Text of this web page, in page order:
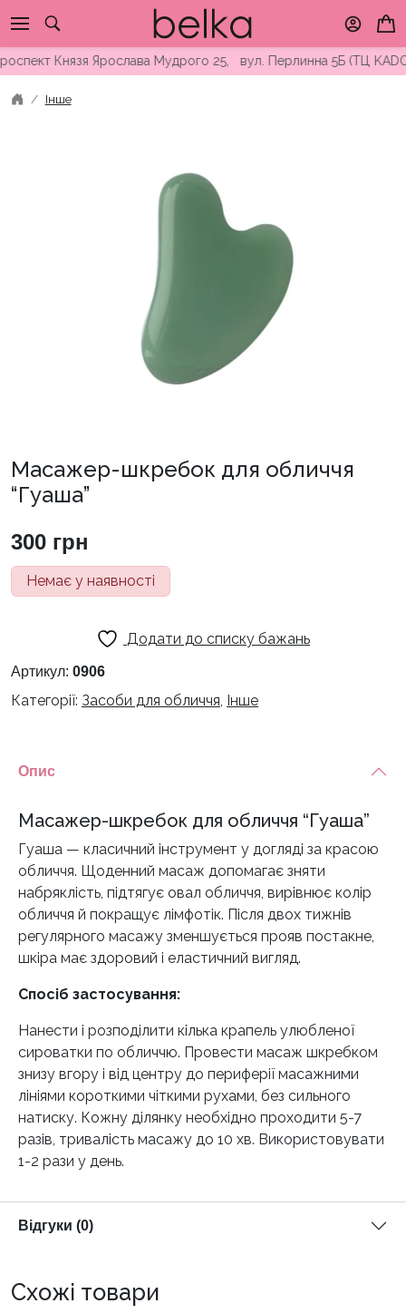
to
contentКнязя Ярослава Мудрого 25, вул. Перлинна 5Б (ТЦ
Інше
Масажер-шкребок для обличчя
“Гуаша”
300 грн
Немає у наявності
Додати до списку бажань
Артикул: 0906
Категорії: Засоби для обличчя, Інше
Опис
Масажер-шкребок для обличчя “Гуаша”
Гуаша — класичний інструмент у догляді за красою
обличчя. Щоденний масаж допомагає зняти
набряклість, підтягує овал обличчя, вирівнює колір
обличчя й покращує лімфотік. Після двох тижнів
регулярного масажу зменшується прояв постакне,
шкіра має здоровий і еластичний вигляд.
Спосіб застосування:
Нанести і розподілити кілька крапель улюбленої
сироватки по обличчю. Провести масаж шкребком
знизу вгору і від центру до периферії масажними
лініями короткими чіткими рухами, без сильного
натиску. Кожну ділянку необхідно проходити 5-7
разів, тривалість масажу до 10 хв. Використовувати
1-2 рази у день.
Відгуки (0)
Схожі товари